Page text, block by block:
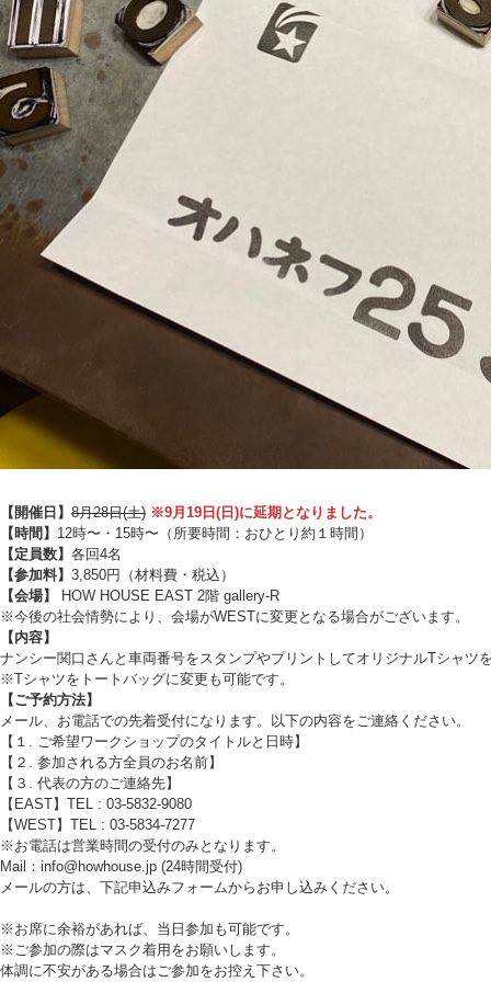
【開催日】 8月28日(土) ※9月19日(日)に延期となりました。
【時間】 12時〜・15時〜（所要時間：おひとり約１時間）
【定員数】 各回4名
【参加料】 3,850円（材料費・税込）
【会場】
HOW HOUSE EAST 2階 gallery-R
※今後の社会情勢により、会場がWESTに変更となる場合がございます。
【内容】
ナンシー関口さんと車両番号をスタンプやプリントしてオリジナルTシャツ
※Tシャツをトートバッグに変更も可能です。
【ご予約方法】
メール、お電話での先着受付になります。以下の内容をご連絡ください。
【１. ご希望ワークショップのタイトルと日時】
【２. 参加される方全員のお名前】
【３. 代表の方のご連絡先】
【EAST】TEL : 03-5832-9080
【WEST】TEL : 03-5834-7277
※お電話は営業時間の受付のみとなります。
Mail：info@howhouse.jp (24時間受付)
メールの方は、下記申込みフォームからお申し込みください。
※お席に余裕があれば、当日参加も可能です。
※ご参加の際はマスク着用をお願いします。
体調に不安がある場合はご参加をお控え下さい。